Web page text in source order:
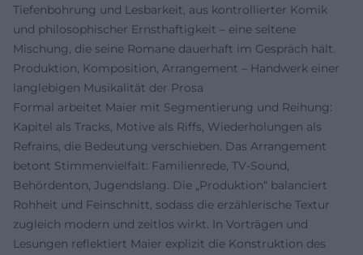
Tiefenbohrung und Lesbarkeit, aus kontrollierter Komik
und philosophischer Ernsthaftigkeit – eine seltene
Mischung, die seine Romane dauerhaft im Gespräch hält.
Produktion, Komposition, Arrangement – Handwerk einer
langlebigen Musikalität der Prosa
Formal arbeitet Maier mit Segmentierung und Reihung:
Kapitel als Tracks, Motive als Riffs, Wiederholungen als
Refrains, die Bedeutung verschieben. Das Arrangement
betont Stimmenvielfalt: Familienrede, TV-Sound,
Behördenton, Jugendslang. Die „Produktion“ balanciert
Rohheit und Feinschnitt, sodass die erzählerische Textur
zugleich modern und zeitlos wirkt. In Vorträgen und
Lesungen reflektiert Maier explizit die Konstruktion des